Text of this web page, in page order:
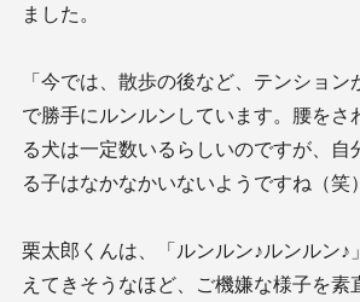
ました。
「今では、散歩の後など、テンショ
で勝手にルンルンしています。腰をさ
る犬は一定数いるらしいのですが、自
る子はなかなかいないようですね（笑
栗太郎くんは、「ルンルン♪ルンルン♪
えてきそうなほど、ご機嫌な様子を素